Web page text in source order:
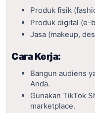
Produk fisik
Produk digital (e-
Jasa (makeup,
Cara Kerja:
Bangun audiens
Anda.
Gunakan TikTok
marketplace.